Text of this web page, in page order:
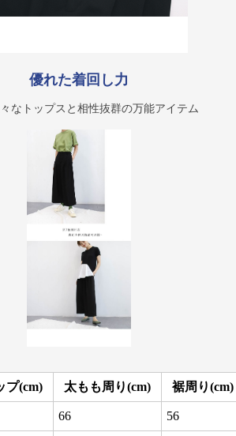
優れた着回し力
なトップスと相性抜群の万能アイテム
プ(cm) 太もも周り(cm) 裾周り(cm)
66 56